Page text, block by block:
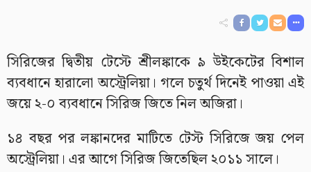
সিরিজের দ্বিতীয় টেস্টে শ্রীলঙ্কাকে ৯ উইকেটের বিশাল
ব্যবধানে হারালো অস্ট্রেলিয়া। গলে চতুর্থ দিনেই পাওয়া এই
জয়ে ২-০ ব্যবধানে সিরিজ জিতে নিল অজিরা।
১৪ বছর পর লঙ্কানদের মাটিতে টেস্ট সিরিজে জয় পেল
অস্ট্রেলিয়া। এর আগে সিরিজ জিতেছিল ২০১১ সালে।